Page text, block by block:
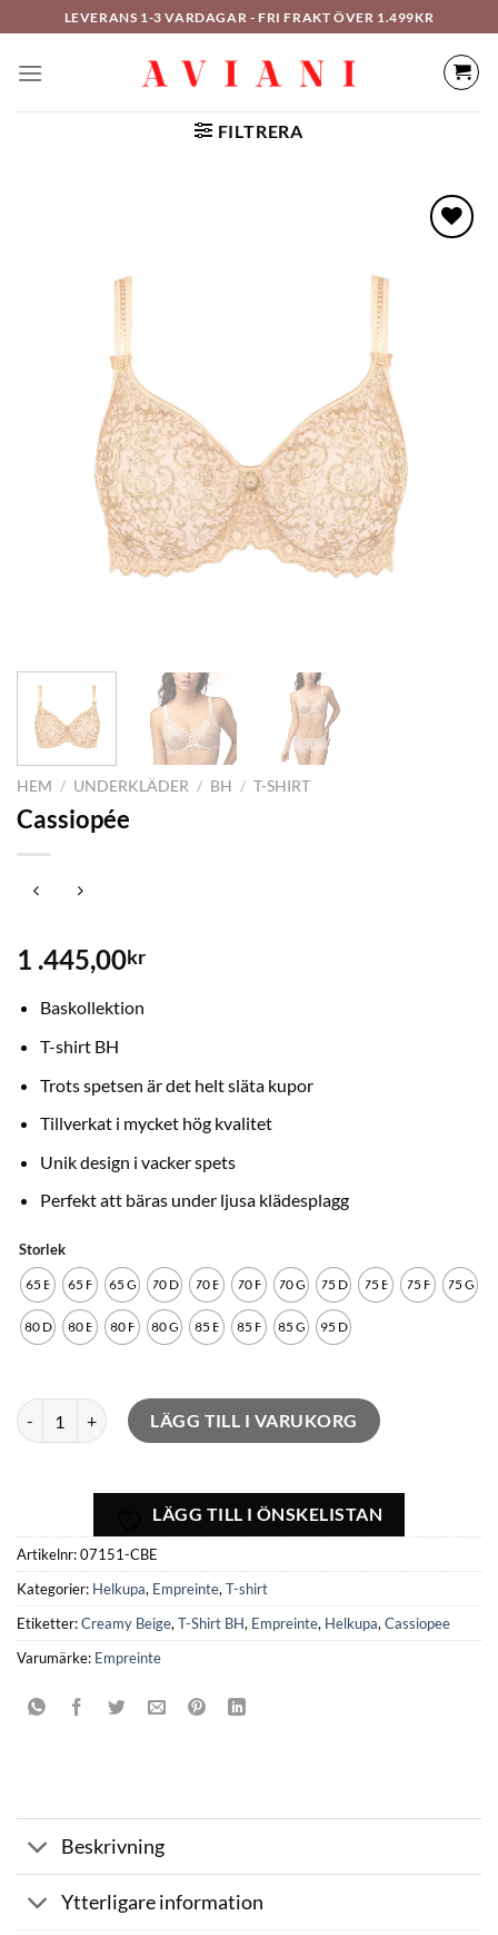
till
innehåll
LEVERANS 1-3 VARDAGAR - FRI FRAKT ÖVER 1.499KR
FILTRERA
LÄGG TILL I
ÖNSKELISTAN
HEM / UNDERKLÄDER / BH / T-SHIRT
Cassiopée
1 .445,00kr
Baskollektion
T-shirt BH
Trots spetsen är det helt släta kupor
Tillverkat i mycket hög kvalitet
Unik design i vacker spets
Perfekt att bäras under ljusa klädesplagg
Storlek
65 E 65 F 65 G 70 D 70 E 70 F 70 G 75 D 75 E 75 F 75 G
80 D 80 E 80 F 80 G 85 E 85 F 85 G 95 D
Cassiopée mängd LÄGG TILL I VARUKORG
LÄGG TILL I ÖNSKELISTAN
Artikelnr:07151-CBE
Kategorier: Helkupa, Empreinte, T-shirt
Etiketter:Creamy Beige, T-Shirt BH, Empreinte, Helkupa, Cassiopee
Varumärke: Empreinte
Beskrivning
Ytterligare information